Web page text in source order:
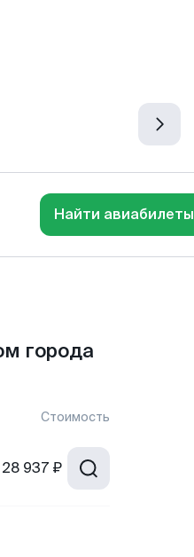
Найти авиабилеты
города
Стоимость
28 937 ₽